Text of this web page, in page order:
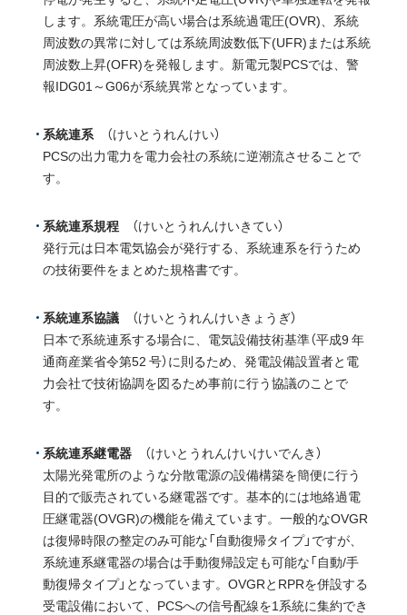
します。系統電圧が高い場合は系統過電圧(OVR)、系統
周波数の異常に対しては系統周波数低下(UFR)または系統
周波数上昇(OFR)を発報します。新電元製PCSでは、警
報IDG01～G06が系統異常となっています。
系統連系 （けいとうれんけい）
PCSの出力電力を電力会社の系統に逆潮流させることで
す。
系統連系規程 （けいとうれんけいきてい）
発行元は日本電気協会が発行する、系統連系を行うため
の技術要件をまとめた規格書です。
系統連系協議 （けいとうれんけいきょうぎ）
日本で系統連系する場合に、電気設備技術基準（平成9 年
通商産業省令第52 号）に則るため、発電設備設置者と電
力会社で技術協調を図るため事前に行う協議のことで
す。
系統連系継電器 （けいとうれんけいけいでんき）
太陽光発電所のような分散電源の設備構築を簡便に行う
目的で販売されている継電器です。基本的には地絡過電
圧継電器(OVGR)の機能を備えています。一般的なOVGR
は復帰時限の整定のみ可能な「自動復帰タイプ」ですが、
系統連系継電器の場合は手動復帰設定も可能な「自動/手
動復帰タイプ」となっています。OVGRとRPRを併設する
受電設備において、PCSへの信号配線を1系統に集約でき